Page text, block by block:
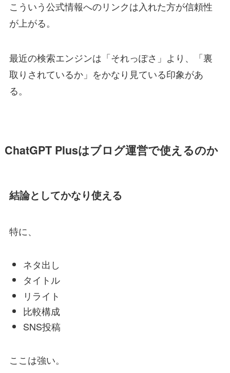
こういう公式情報へのリンクは入れた方が信頼性
が上がる。
最近の検索エンジンは「それっぽさ」より、「裏
取りされているか」をかなり見ている印象があ
る。
ChatGPT Plusはブログ運営で使えるのか
結論としてかなり使える
特に、
ネタ出し
タイトル
リライト
比較構成
SNS投稿
ここは強い。